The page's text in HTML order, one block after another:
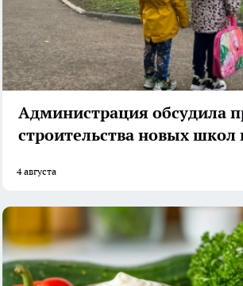
Администрация обсудила
строительства новых школ
4 августа